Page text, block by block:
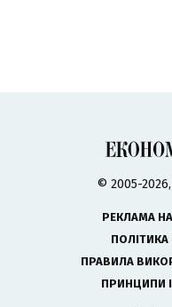
© 2005-
РЕКЛАМА
ПОЛІТИКА
ПРАВИЛА
ПРИНЦИПИ